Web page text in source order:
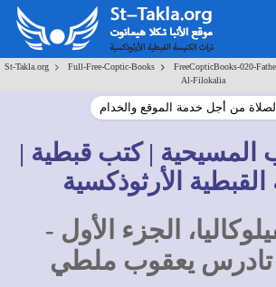
St-Takla.org > Full-Free-Coptic-Books > FreeCopticBooks-020-
Al-Filokalia
من أجل خدمة الموقع والخدام
المسيحية | كتب قبطية |
القبطية الأرثوذكسية
الجزء الأول -
تادرس يعقوب ملطي